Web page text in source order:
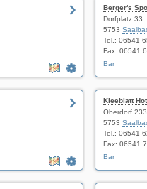
Berger's
Dorfplatz 33
5753
Tel.: 06541
Fax: 06541
Bar
Kleeblatt
Oberdorf 233
5753
Tel.: 06541
Fax: 06541
Bar